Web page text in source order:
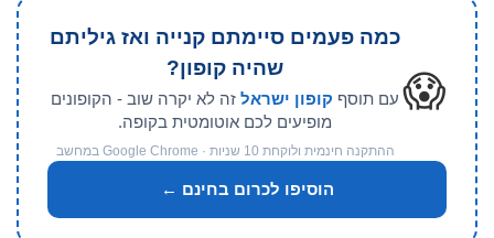
😱
כמה פעמים סיימתם קנייה ואז גיליתם
שהיה קופון?
עם תוסף קופון ישראל זה לא יקרה שוב - הקופונים
מופיעים לכם אוטומטית בקופה.
ההתקנה חינמית ולוקחת 10 שניות · Google Chrome במחשב
הוסיפו לכרום בחינם ←